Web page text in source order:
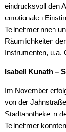
eindrucksvoll den
emotionalen
Teilnehmerinnen
Räumlichkeiten
Instrumenten, u.a.
Isabell Kunath –
Im November
von der
Stadtapotheke in
Teilnehmer